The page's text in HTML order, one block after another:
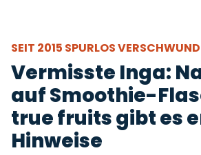
SEIT 2015 SPURLOS
Vermisste Inga:
auf Smoothie-
true fruits gibt es
Hinweise